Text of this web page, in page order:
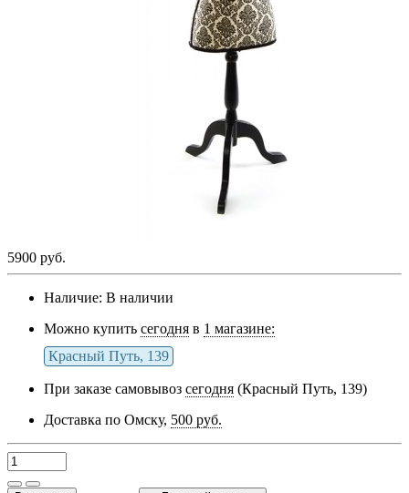
5900 руб.
Наличие: В наличии
Можно купить сегодня в 1 магазине:
Красный Путь, 139
При заказе самовывоз сегодня (Красный Путь, 139)
Доставка по Омску, 500 руб.